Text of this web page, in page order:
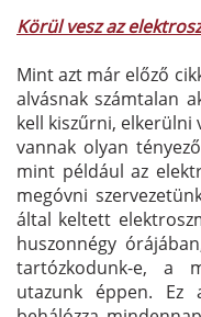
Körül vesz az
Mint azt már előző
alvásnak számtalan
kell kiszűrni, elkerülni
vannak olyan
mint például az
megóvni
által keltett
huszonnégy
tartózkodunk-e, a
utazunk éppen. Ez